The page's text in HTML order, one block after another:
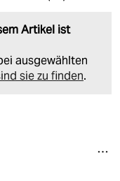
Artikel ist
ausgewählten
sie zu finden.